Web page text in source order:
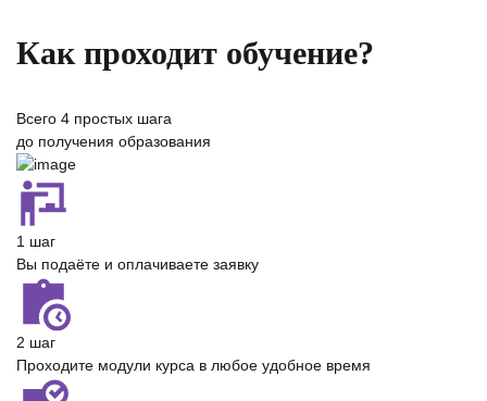
Как проходит обучение?
Всего 4 простых шага
до получения образования
1 шаг
Вы подаёте и оплачиваете заявку
2 шаг
Проходите модули курса в любое удобное время